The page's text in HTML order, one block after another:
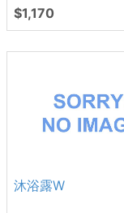
$1,170
沐浴露W